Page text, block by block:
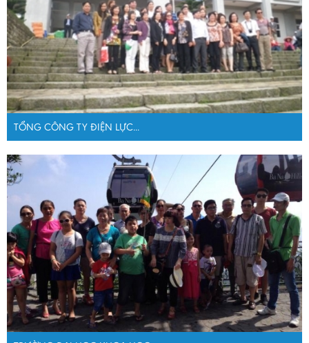
TỔNG CÔNG TY ĐIỆN LỰC...